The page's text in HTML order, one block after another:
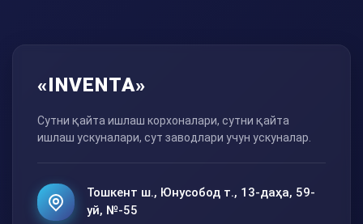
«INVENTA»
Сутни қайта ишлаш корхоналари, сутни қайта
ишлаш ускуналари, сут заводлари учун ускуналар.
Тошкент ш., Юнусобод т., 13-даҳа, 59-
уй, №-55